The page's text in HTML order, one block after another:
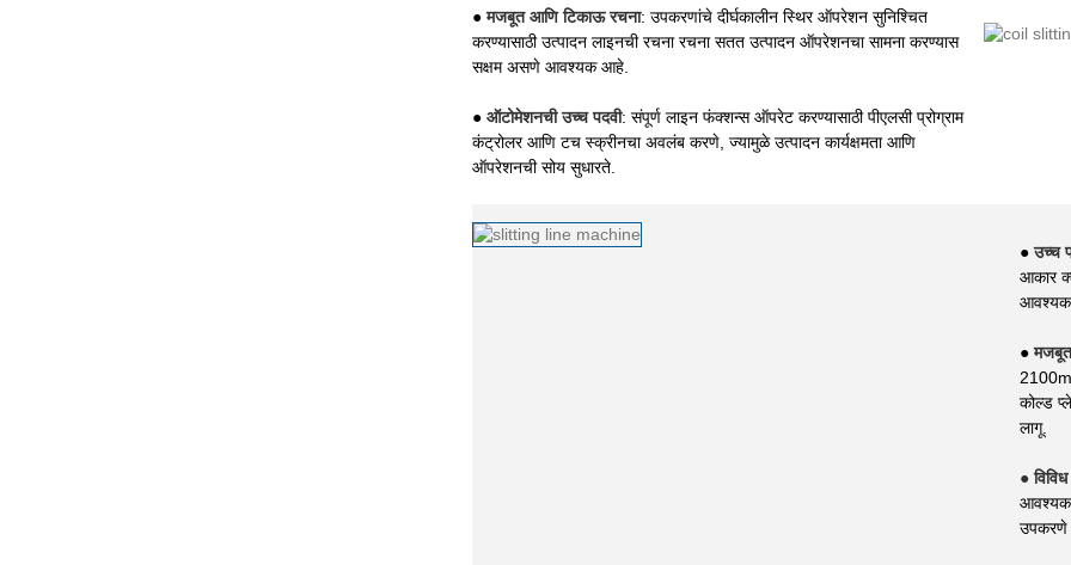
●मजबूत आणि टिकाऊ रचना: उपकरणांचे दीर्घकालीन स्थिर ऑपरेशन सुनिश्चित
करण्यासाठी उत्पादन लाइनची रचना रचना सतत उत्पादन ऑपरेशनचा सामना करण्यास
सक्षम असणे आवश्यक आहे.
● ऑटोमेशनची उच्च पदवी: संपूर्ण लाइन फंक्शन्स ऑपरेट करण्यासाठी पीएलसी प्रोग्राम
कंट्रोलर आणि टच स्क्रीनचा अवलंब करणे, ज्यामुळे उत्पादन कार्यक्षमता आणि
ऑपरेशनची सोय सुधारते.
●उच्च
आकार
●
कोल्ड
लागू.
●
उपकरणे